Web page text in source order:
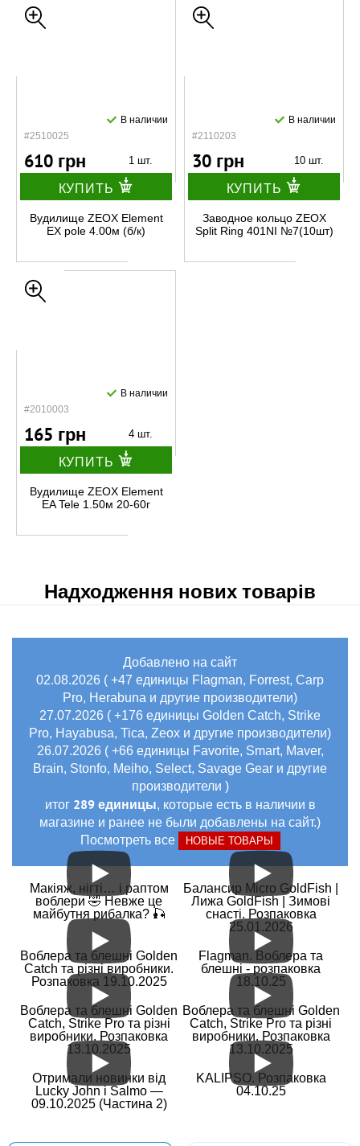
#2510025
В наличии
610 грн 1 шт.
КУПИТЬ
Вудилище ZEOX Element
EX pole 4.00м (б/к)
#2110203
В наличии
30 грн 10 шт.
КУПИТЬ
Заводное кольцо ZEOX
Split Ring 401NI №7(10шт)
#2010003
В наличии
165 грн 4 шт.
КУПИТЬ
Вудилище ZEOX Element
EA Tele 1.50м 20-60г
Надходження нових товарів
Добавлено на сайт
02.08.2026 ( +47 единицы Flagman, Forrest, Carp
Pro, Herabuna и другие производители)
27.07.2026 ( +176 единицы Golden Catch, Strike
Pro, Hayabusa, Tica, Zeox и другие производители)
26.07.2026 ( +66 единицы Favorite, Smart, Maver,
Brain, Stonfo, Meiho, Select, Savage Gear и другие
производители )
итог 289 единицы, которые есть в наличии в
магазине и ранее не были добавлены на сайт.)
Посмотреть все
НОВЫЕ ТОВАРЫ
Макіяж, нігті… і раптом
воблери 🤣 Невже це
майбутня рибалка? 🎣
Балансир Micro GoldFish |
Лижа GoldFish | Зимові
снасті. Розпаковка
25.01.2026
Воблера та блешні Golden
Catch та різні виробники.
Розпаковка 19.10.2025
Flagman. Воблера та
блешні - розпаковка
18.10.25
Воблера та блешні Golden
Catch, Strike Pro та різні
виробники. Розпаковка
13.10.2025
Воблера та блешні Golden
Catch, Strike Pro та різні
виробники. Розпаковка
13.10.2025
Отримали новинки від
Lucky John і Salmo —
09.10.2025 (Частина 2)
KALIPSO. Розпаковка
04.10.25